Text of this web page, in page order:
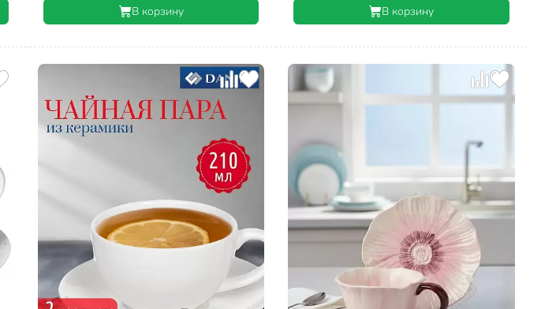
В корзину В корзину